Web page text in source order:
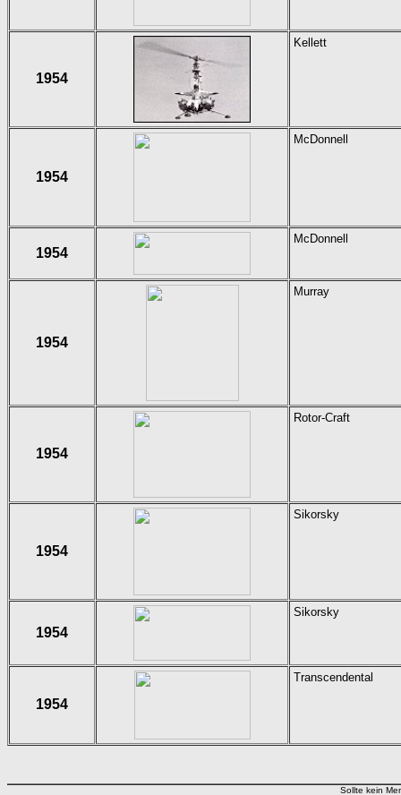
1954
Kellett
1954
McDonnell
1954
McDonnell
1954
Murray
1954
Rotor-Craft
1954
Sikorsky
1954
Sikorsky
1954
Transcendental
Sollte kein